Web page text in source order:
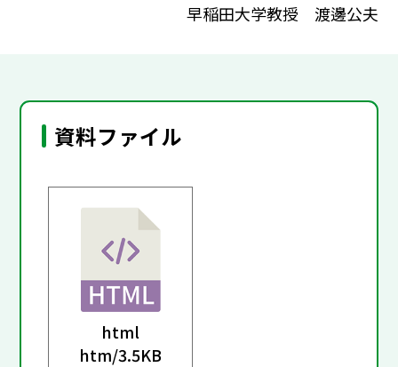
早稲田大学教授 渡邊公夫
資料ファイル
html
htm/3.5KB